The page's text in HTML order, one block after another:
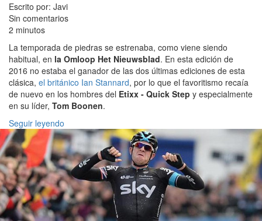
Escrito por: Javi
Sin comentarios
2 minutos
La temporada de piedras se estrenaba, como viene siendo
habitual, en la Omloop Het Nieuwsblad. En esta edición de
2016 no estaba el ganador de las dos últimas ediciones de esta
clásica, el británico Ian Stannard, por lo que el favoritismo recaía
de nuevo en los hombres del Etixx - Quick Step y especialmente
en su líder, Tom Boonen.
Seguir leyendo